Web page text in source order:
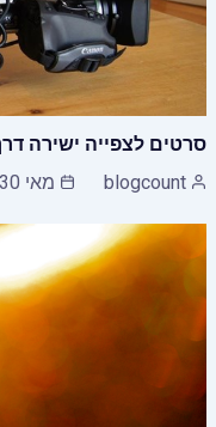
סרטים לצפייה ישירה
blogcount מאי 30, 2015